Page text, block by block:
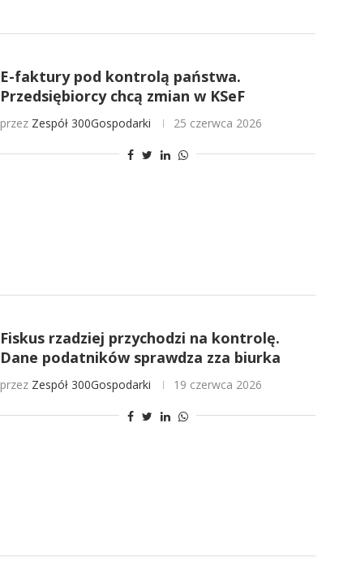
E-faktury pod kontrolą państwa.
Przedsiębiorcy chcą zmian w KSeF
przez Zespół 300Gospodarki 25 czerwca 2026
Fiskus rzadziej przychodzi na kontrolę.
Dane podatników sprawdza zza biurka
przez Zespół 300Gospodarki 19 czerwca 2026